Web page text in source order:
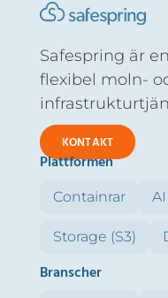
Safespring är
flexibel moln-
KONTAKT
Plattformen
Containrar
Storage (S3)
Branscher